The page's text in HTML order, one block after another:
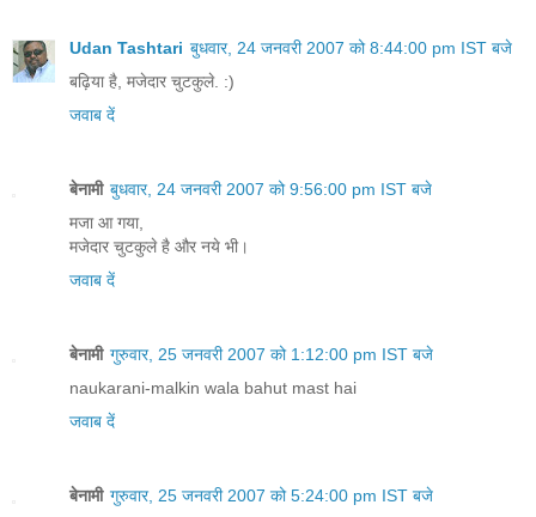
Udan Tashtari बुधवार, 24 जनवरी 2007 को 8:44:00 pm IST बजे
बढ़िया है, मजेदार चुटकुले. :)
जवाब दें
बेनामी बुधवार, 24 जनवरी 2007 को 9:56:00 pm IST बजे
मजा आ गया,
मजेदार चुटकुले है और नये भी।
जवाब दें
बेनामी गुरुवार, 25 जनवरी 2007 को 1:12:00 pm IST बजे
naukarani-malkin wala bahut mast hai
जवाब दें
बेनामी गुरुवार, 25 जनवरी 2007 को 5:24:00 pm IST बजे